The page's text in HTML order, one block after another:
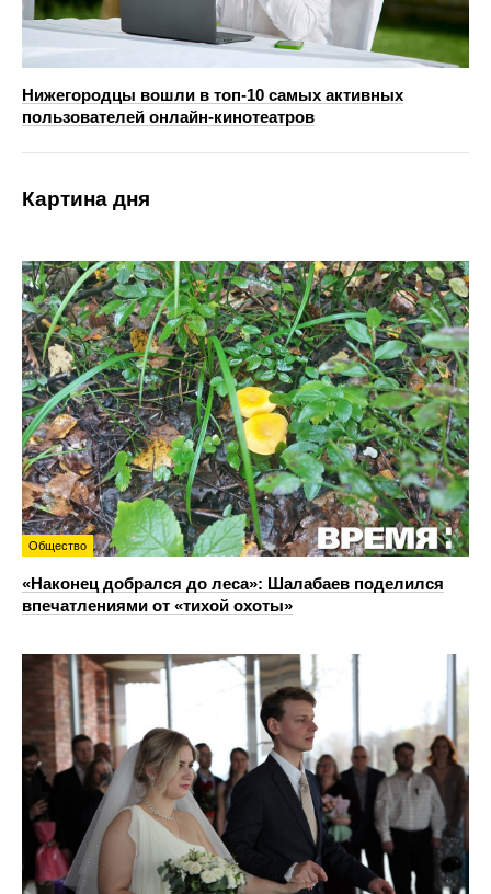
Нижегородцы вошли в топ-10 самых активных
пользователей онлайн-кинотеатров
Картина дня
Общество
«Наконец добрался до леса»: Шалабаев поделился
впечатлениями от «тихой охоты»